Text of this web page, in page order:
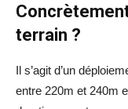
terrain ?
Il s’agit d’un
entre 220m et 240m